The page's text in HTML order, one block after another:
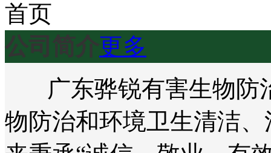
首页
公司简介更多
广东骅锐有害生物防
物防治和环境卫生清洁